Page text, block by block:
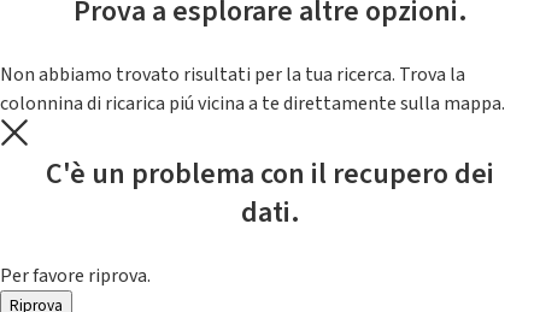
Prova a esplorare altre opzioni.
Non abbiamo trovato risultati per la tua ricerca. Trova la
colonnina di ricarica piú vicina a te direttamente sulla mappa.
C'è un problema con il recupero dei
dati.
Per favore riprova.
Riprova